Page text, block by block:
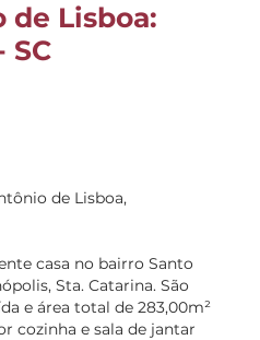
de Lisboa:
SC
de Lisboa,
casa no bairro Santo
Sta. Catarina. São
e área total de 283,00m²
cozinha e sala de jantar